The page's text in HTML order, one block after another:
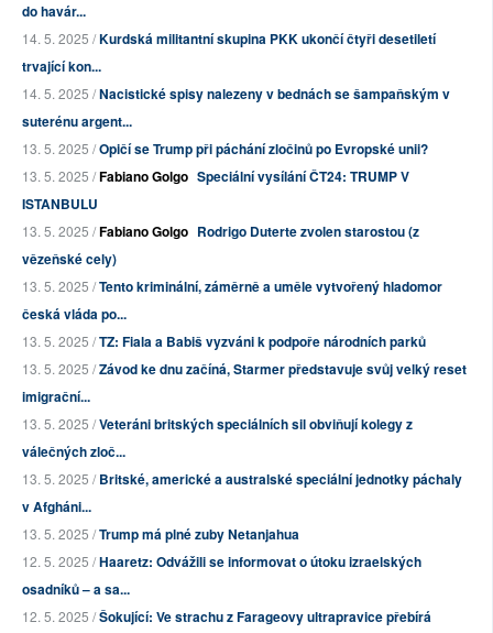
do havár...
14. 5. 2025 /Kurdská militantní skupina PKK ukončí čtyři desetiletí
trvající kon...
14. 5. 2025 /Nacistické spisy nalezeny v bednách se šampaňským v
suterénu argent...
13. 5. 2025 /Opičí se Trump při páchání zločinů po Evropské unii?
13. 5. 2025 /Fabiano Golgo Speciální vysílání ČT24: TRUMP V
ISTANBULU
13. 5. 2025 /Fabiano Golgo Rodrigo Duterte zvolen starostou (z
vězeňské cely)
13. 5. 2025 /Tento kriminální, záměrně a uměle vytvořený hladomor
česká vláda po...
13. 5. 2025 /TZ: Fiala a Babiš vyzváni k podpoře národních parků
13. 5. 2025 /Závod ke dnu začíná, Starmer představuje svůj velký reset
imigrační...
13. 5. 2025 /Veteráni britských speciálních sil obviňují kolegy z
válečných zloč...
13. 5. 2025 /Britské, americké a australské speciální jednotky páchaly
v Afgháni...
13. 5. 2025 /Trump má plné zuby Netanjahua
12. 5. 2025 /Haaretz: Odvážili se informovat o útoku izraelských
osadníků – a sa...
12. 5. 2025 /Šokující: Ve strachu z Farageovy ultrapravice přebírá